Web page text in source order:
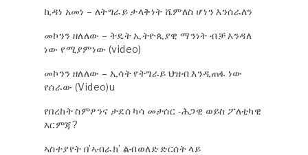
ኪዳነ አመነ – ለትግራይ ታላቅነት ሼምለስ ሆነን እንሰራለን
መኮንን ዘለለው – ትዴት ኢትዮጲያዊ ማንነት ብቻ እንዳለ
ነው የሚያምነው (video)
መኮንን ዘለለው – ኢሳት የትግራይ ህዝብ እንዲጠፋ ነው
የሰራው (Video)u
የበረከት ስምዖንና ታደሰ ካሳ መታሰር -ሕጋዊ ወይስ ፖለቲካዊ
እርምጃ?
ኣስተያየት በ’ኣብራክ’ ልብወለድ ድርሰት ላይ